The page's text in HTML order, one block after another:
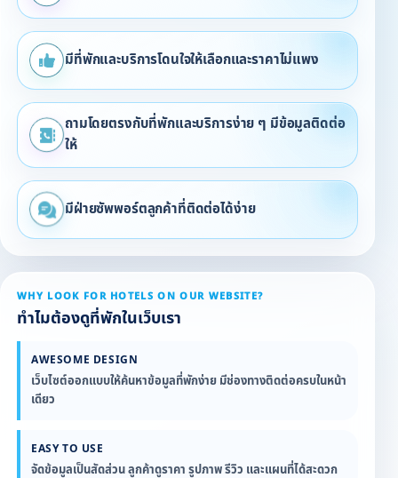
มีที่พักและบริการโดนใจให้เลือกและราคาไม่แพง
ถามโดยตรงกับที่พักและบริการง่าย ๆ มีข้อมูลติดต่อ
ให้
มีฝ่ายซัพพอร์ตลูกค้าที่ติดต่อได้ง่าย
WHY LOOK FOR HOTELS ON OUR WEBSITE?
ทำไมต้องดูที่พักในเว็บเรา
AWESOME DESIGN
เว็บไซต์ออกแบบให้ค้นหาข้อมูลที่พักง่าย มีช่องทางติดต่อครบในหน้า
เดียว
EASY TO USE
จัดข้อมูลเป็นสัดส่วน ลูกค้าดูราคา รูปภาพ รีวิว และแผนที่ได้สะดวก